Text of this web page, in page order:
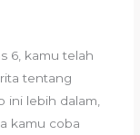
6, kamu telah
tentang
ini lebih dalam,
kamu coba